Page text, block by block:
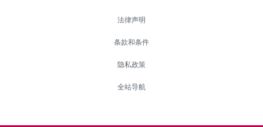
法律声明
条款和条件
隐私政策
全站导航